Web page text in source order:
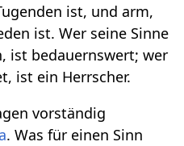
ist, und arm,
ist. Wer seine Sinne
ist bedauernswert; wer
ist ein Herrscher.
vorständig
. Was für einen Sinn